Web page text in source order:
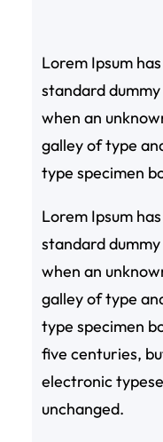
Lorem Ipsum
standard
when an
galley of type
type specimen
Lorem Ipsum
standard
when an
galley of type
type specimen
five centuries,
electronic
unchanged.